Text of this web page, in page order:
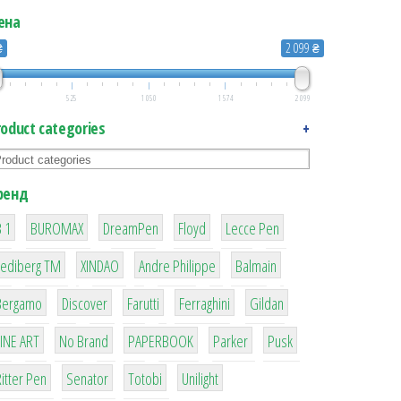
2 099 ₴
525 1 050 1 574 2 099
categories +
1
1
BUROMAX
1
DreamPen
2
Floyd
2
Lecce Pen
3
ТМ
3
XINDAO
1
Andre Philippe
4
Balmain
26 64
Discover
299
Farutti
4
Ferraghini
42
Gildan
4
ART
90
No Brand
8
PAPERBOOK
6
Parker
2
Pusk
22
Pen
15
Senator
43
Totobi
1
Unilight